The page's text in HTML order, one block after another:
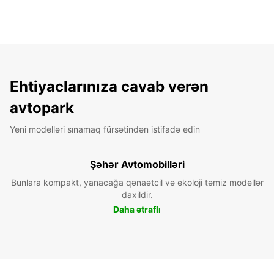
Ehtiyaclarınıza cavab verən
avtopark
Yeni modelləri sınamaq fürsətindən istifadə edin
Şəhər Avtomobilləri
Bunlara kompakt, yanacağa qənaətcil və ekoloji təmiz modellər
daxildir.
Daha ətraflı